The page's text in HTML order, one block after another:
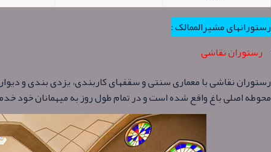
رستورانهای مشیرالممالک :
رستوران نقاشی
رستوران نقاشی با معماری سنتی و سقفهای کاربندی، یزدی بندی و
محوطه اصلی باغ واقع شده است و در تمام طول روز به میهمانان خود